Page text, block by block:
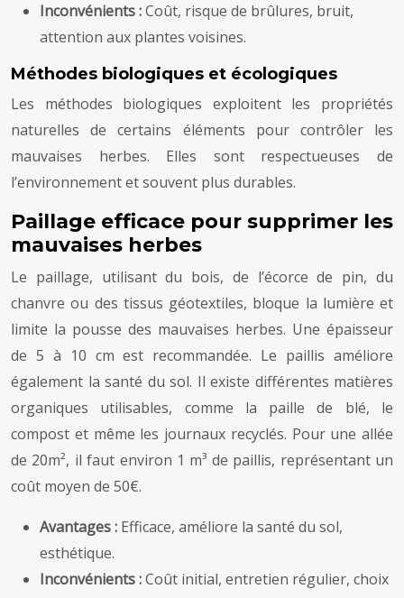
Inconvénients :Coût, risque de brûlures, bruit,
attention aux plantes voisines.
Méthodes biologiques et écologiques
Les méthodes biologiques exploitent les propriétés
naturelles de certains éléments pour contrôler les
mauvaises herbes. Elles sont respectueuses de
l’environnement et souvent plus durables.
Paillage efficace pour supprimer les
mauvaises herbes
Le paillage, utilisant du bois, de l’écorce de pin, du
chanvre ou des tissus géotextiles, bloque la lumière et
limite la pousse des mauvaises herbes. Une épaisseur
de 5 à 10 cm est recommandée. Le paillis améliore
également la santé du sol. Il existe différentes matières
organiques utilisables, comme la paille de blé, le
compost et même les journaux recyclés. Pour une allée
de 20m², il faut environ 1 m³ de paillis, représentant un
coût moyen de 50€.
Avantages : Efficace, améliore la santé du sol,
esthétique.
Inconvénients :Coût initial, entretien régulier, choix